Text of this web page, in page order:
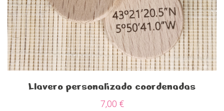
Llavero personalizado coordenadas
7,00 €